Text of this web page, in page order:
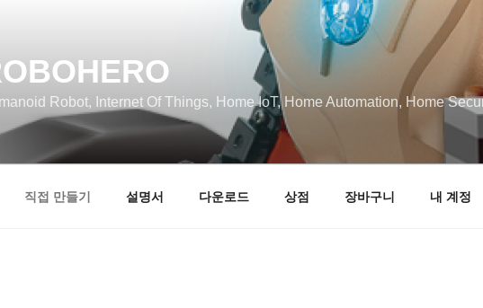
Robot, Internet Of Things, Home IoT, Home Automation, Home
직접 만들기 설명서 다운로드 상점 장바구니 내 계정